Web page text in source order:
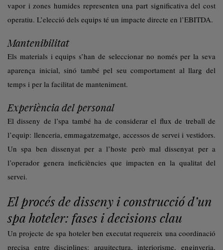
vapor i zones humides representen una part significativa del cost
operatiu. L’elecció dels equips té un impacte directe en l’EBITDA.
Mantenibilitat
Els materials i equips s’han de seleccionar no només per la seva
aparença inicial, sinó també pel seu comportament al llarg del
temps i per la facilitat de manteniment.
Experiència del personal
El disseny de l’spa també ha de considerar el flux de treball de
l’equip: llenceria, emmagatzematge, accessos de servei i vestidors.
Un spa ben dissenyat per a l’hoste però mal dissenyat per a
l’operador genera ineficiències que impacten en la qualitat del
servei.
El procés de disseny i construcció d’un
spa hoteler: fases i decisions clau
Un projecte de spa hoteler ben executat requereix una coordinació
precisa entre disciplines: arquitectura, interiorisme, enginyeria,